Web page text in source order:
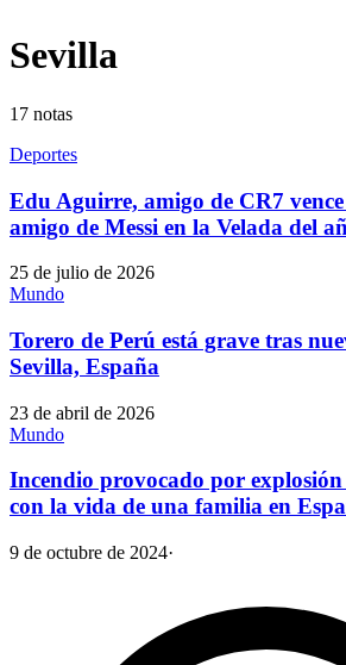
Sevilla
17 notas
Deportes
Edu Aguirre, amigo de CR7
amigo de Messi en la Velada del
25 de julio de 2026
Mundo
Torero de Perú está grave tras
Sevilla, España
23 de abril de 2026
Mundo
Incendio provocado por
con la vida de una familia en
9 de octubre de 2024·